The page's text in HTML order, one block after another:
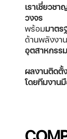
เราเชี่ยวช
วงจร
พร้อมมาตร
ด้านพลังงา
อุตสาหกรรม
ผลงานติดตั้
โดยทีมงาน